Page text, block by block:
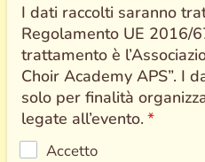
I dati raccolti saranno
Regolamento UE 2016/
trattamento è
Choir Academy APS”. I
solo per finalità
legate all’evento. *
Accetto